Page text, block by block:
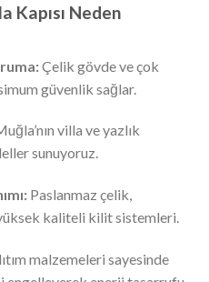
Kapısı Neden
Çelik gövde ve çok
güvenlik sağlar.
villa ve yazlık
sunuyoruz.
Paslanmaz çelik,
kaliteli kilit sistemleri.
malzemeleri sayesinde